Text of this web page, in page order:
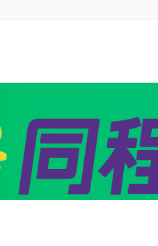
澳机票 同程商旅
团队
国内航线